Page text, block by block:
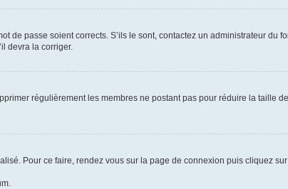
passe soient corrects. S’ils le sont, contactez un administrateur du
devra la corriger.
régulièrement les membres ne postant pas pour réduire la taille
Pour ce faire, rendez vous sur la page de connexion puis cliquez sur